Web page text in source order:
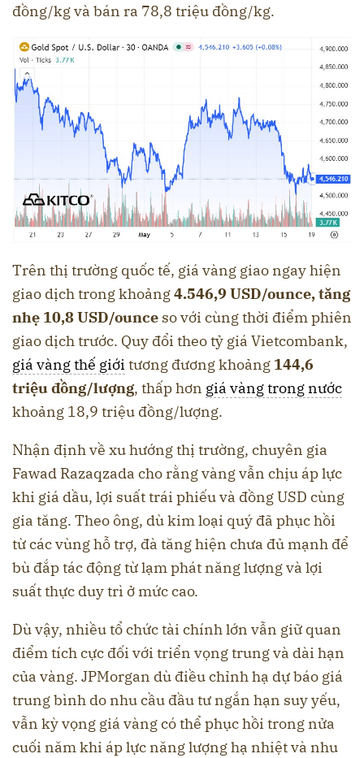
đồng/kg và bán ra 78,8 triệu đồng/kg.
Trên thị trường quốc tế, giá vàng giao ngay hiện
giao dịch trong khoảng4.546,9 USD/ounce, tăng
nhẹ 10,8 USD/ounce so với cùng thời điểm phiên
giao dịch trước. Quy đổi theo tỷ giá Vietcombank,
giá vàng thế giới tương đương khoảng 144,6
triệu đồng/lượng, thấp hơn giá vàng trong nước
khoảng 18,9 triệu đồng/lượng.
Nhận định về xu hướng thị trường, chuyên gia
Fawad Razaqzada cho rằng vàng vẫn chịu áp lực
khi giá dầu, lợi suất trái phiếu và đồng USD cùng
gia tăng. Theo ông, dù kim loại quý đã phục hồi
từ các vùng hỗ trợ, đà tăng hiện chưa đủ mạnh để
bù đắp tác động từ lạm phát năng lượng và lợi
suất thực duy trì ở mức cao.
Dù vậy, nhiều tổ chức tài chính lớn vẫn giữ quan
điểm tích cực đối với triển vọng trung và dài hạn
của vàng. JPMorgan dù điều chỉnh hạ dự báo giá
trung bình do nhu cầu đầu tư ngắn hạn suy yếu,
vẫn kỳ vọng giá vàng có thể phục hồi trong nửa
cuối năm khi áp lực năng lượng hạ nhiệt và nhu